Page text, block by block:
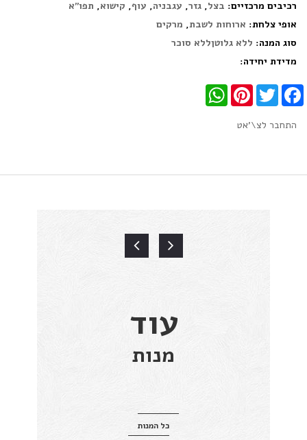
רכיבים מרכזיים: בצל, גזר, עגבניה, עוף, קישוא, תפו"א
אופי צלחת: ארוחות לשבת, מרקים
סוג המנה: ללא גלוטןללא סוכר
מדידת יחידה:
Facebook
Twitter
Pinterest
WhatsApp
התחבר לצ\'אט
עוד
מנות
כל המנות